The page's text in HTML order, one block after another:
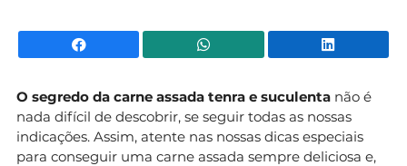
Facebook WhatsApp
O segredo da carne assada tenra e suculenta não é
nada difícil de descobrir, se seguir todas as nossas
indicações. Assim, atente nas nossas dicas especiais
para conseguir uma carne assada sempre deliciosa e,